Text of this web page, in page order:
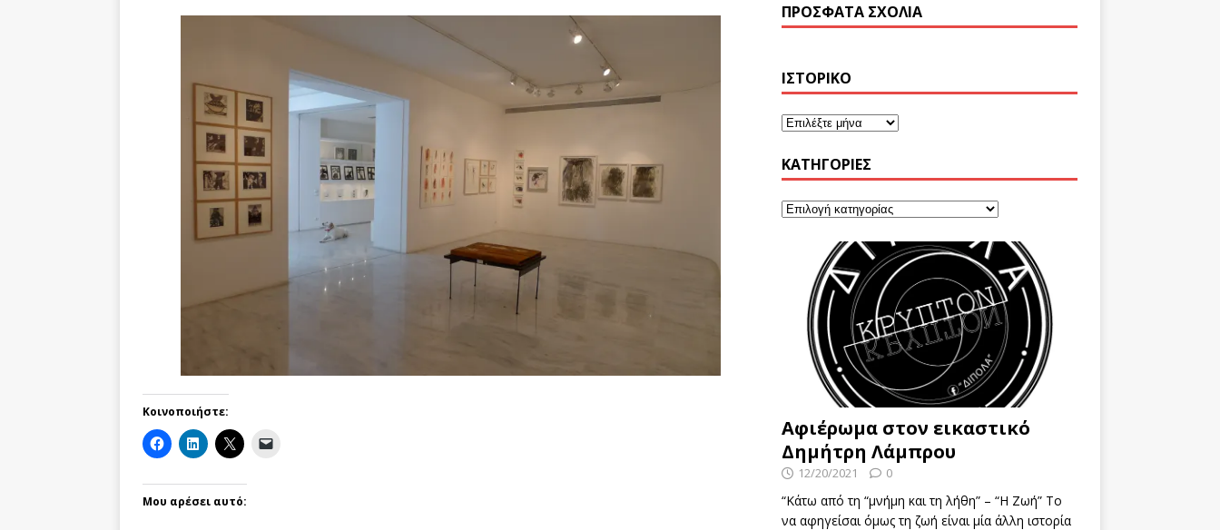
Κοινοποιήστε:
Μου αρέσει αυτό:
ΠΡΌΣΦΑΤΑ ΣΧΌΛΙΑ
ΙΣΤΟΡΙΚΌ
KΑΤΗΓΟΡΊΕΣ
Αφιέρωμα στον εικαστικό
Δημήτρη Λάμπρου
12/20/2021 0
“Κάτω από τη “μνήμη και τη λήθη” – “Η Ζωή” Το
να αφηγείσαι όμως τη ζωή είναι μία άλλη ιστορία